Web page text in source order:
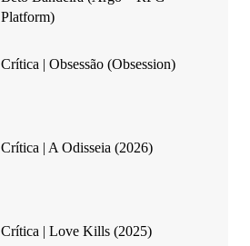
Platform)
Crítica | Obsessão (Obsession)
Crítica | A Odisseia (2026)
Crítica | Love Kills (2025)